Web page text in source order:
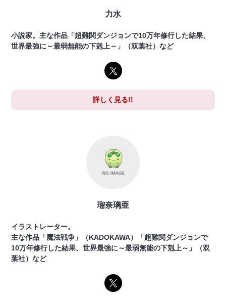
力水
小説家。主な作品「超難関ダンジョンで10万年修行した結果、
世界最強に～最弱無能の下剋上～」（双葉社）など
詳しく見る!!
瑠奈璃亜
イラストレーター。
主な作品「魔法戦争」（KADOKAWA）「超難関ダンジョンで
10万年修行した結果、世界最強に～最弱無能の下剋上～」（双
葉社）など